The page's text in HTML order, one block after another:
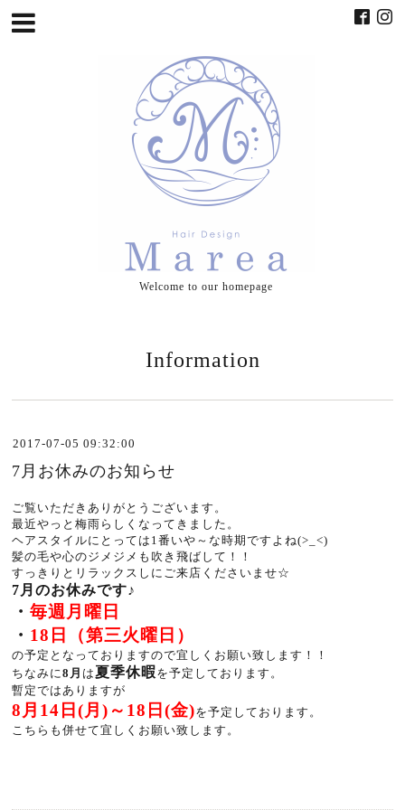
Welcome to our homepage
Information
2017-07-05 09:32:00
7月お休みのお知らせ
ご覧いただきありがとうございます。
最近やっと梅雨らしくなってきました。
ヘアスタイルにとっては1番いや～な時期ですよね(>_<)
髪の毛や心のジメジメも吹き飛ばして！！
すっきりとリラックスしにご来店くださいませ☆
7月のお休みです♪
・毎週月曜日
・ 18日（第三火曜日）
の予定となっておりますので宜しくお願い致します！！
ちなみに8月 は夏季休暇を予定しております。
暫定ではありますが
8月14日(月)～18日(金)を予定しております。
こちらも併せて宜しくお願い致します。